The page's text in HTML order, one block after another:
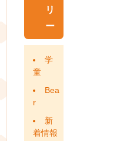
リ
ー
学
童
Bea
r
新
着情報